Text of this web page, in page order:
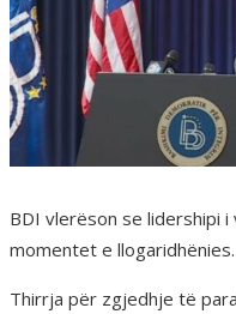
BDI vlerëson se lidershipi
momentet e llogaridhënies.
Thirrja për zgjedhje të